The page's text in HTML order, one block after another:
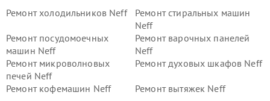
Ремонт холодильников Neff
Ремонт стиральных машин
Neff
Ремонт посудомоечных
машин Neff
Ремонт варочных панелей
Neff
Ремонт микроволновых
печей Neff
Ремонт духовых шкафов Neff
Ремонт кофемашин Neff Ремонт вытяжек Neff